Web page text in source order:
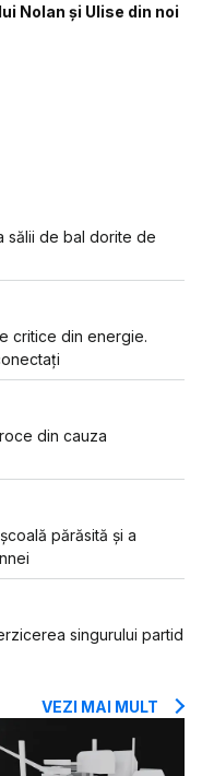
Nolan și Ulise din noi
sălii de bal dorite de
critice din energie.
din cauza
părăsită și a
singurului partid
VEZI MAI MULT